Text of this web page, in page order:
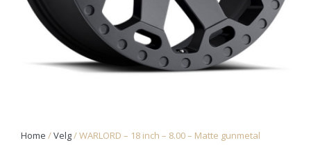
Home /Velg/ WARLORD – 18 inch – 8.00 – Matte gunmetal